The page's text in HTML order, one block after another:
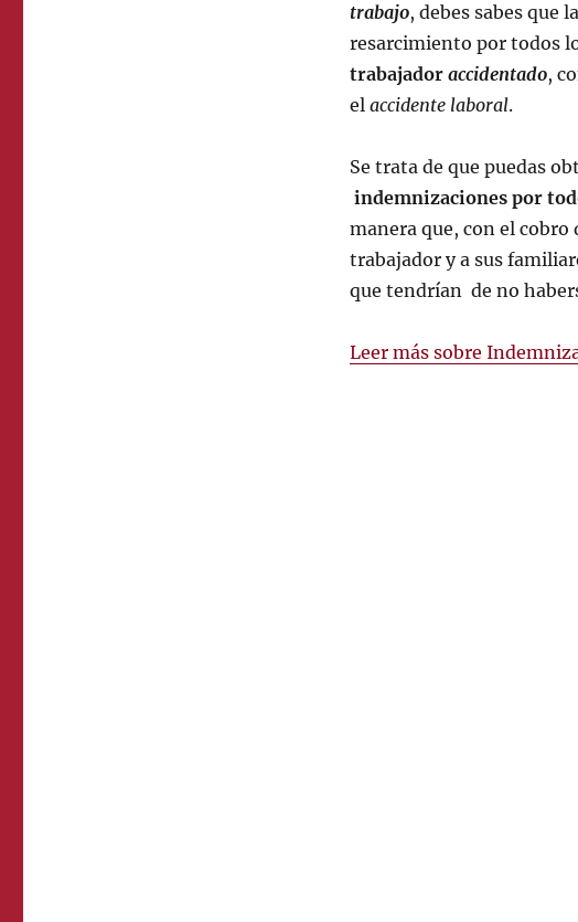
trabajo, debes sabes que
resarcimiento por todos
trabajador accidentado,
el accidente laboral.
Se trata de que puedas
indemnizaciones por
manera que, con el cobro
trabajador y a sus
que tendrían de no
Leer más sobre